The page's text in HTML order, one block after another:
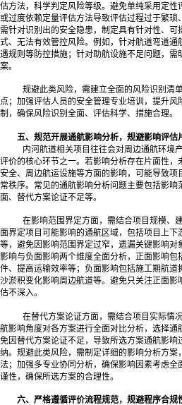
估方法，科学判定风险等级。避免单纯采用定性
或过度依赖定量评估方法导致评估过程过于繁琐
需针对识别出的安全隐患，制定具有针对性、
式、无法有效管控风险。例如，针对航道弯道
遇规则等防控措施；针对助航设施不足问题，
案。
规避此类风险，需建立全面的风险识别清
点；加强评估人员的安全管理专业培训，提升
制，确保风险识别全面、评估科学、措施合理。
五、规范开展通航影响分析，规避影响评估
内河航道相关项目往往会对周边通航环境
评价的核心环节之一。若影响分析存在片面性
安全、周边航运设施等方面的影响，可能导致
常秩序。常见的通航影响分析问题主要包括影
面、替代方案论证不足等。
在影响范围界定方面，需结合项目规模、
面界定项目可能影响的通航区域，包括项目上
等，避免因影响范围界定过窄，遗漏关键影响
影响与负面影响两个维度全面分析，正面影响
件、提高运输效率等；负面影响包括施工期航
沙淤积变化影响周边航道等。避免只关注正面
估不深入。
在替代方案论证方面，需结合项目实际情
航影响角度对各方案进行全面对比分析，选择
免因替代方案论证不足，导致所选方案通航影
纳。规避此类风险，需制定详细的影响分析方
法；加强多专业协同分析，确保影响因素考虑
谨性，确保所选方案的合理性。
六、严格遵循评价流程规范，规避程序合规